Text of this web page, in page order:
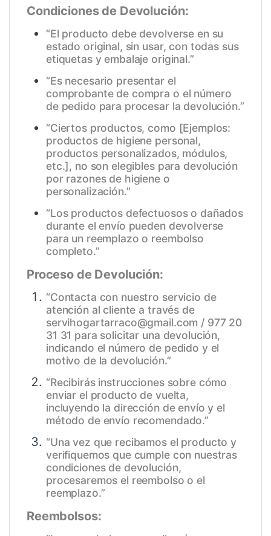
Condiciones de Devolución:
“El producto debe devolverse en su
estado original, sin usar, con todas sus
etiquetas y embalaje original.”
“Es necesario presentar el
comprobante de compra o el número
de pedido para procesar la devolución.”
“Ciertos productos, como [Ejemplos:
productos de higiene personal,
productos personalizados, módulos,
etc.], no son elegibles para devolución
por razones de higiene o
personalización.”
“Los productos defectuosos o dañados
durante el envío pueden devolverse
para un reemplazo o reembolso
completo.”
Proceso de Devolución:
“Contacta con nuestro servicio de
atención al cliente a través de
servihogartarraco@gmail.com / 977 20
31 31 para solicitar una devolución,
indicando el número de pedido y el
motivo de la devolución.”
“Recibirás instrucciones sobre cómo
enviar el producto de vuelta,
incluyendo la dirección de envío y el
método de envío recomendado.”
“Una vez que recibamos el producto y
verifiquemos que cumple con nuestras
condiciones de devolución,
procesaremos el reembolso o el
reemplazo.”
Reembolsos: